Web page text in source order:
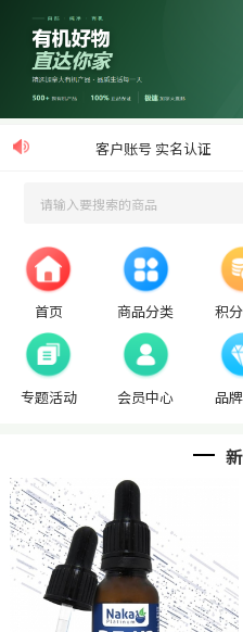
客户账号 实名认证
首页 商品分类 积
专题活动 会员中心 品